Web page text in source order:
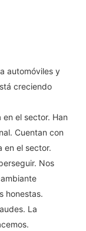
automóviles y
creciendo
el sector. Han
Cuentan con
en el sector.
Nos
honestas.
La